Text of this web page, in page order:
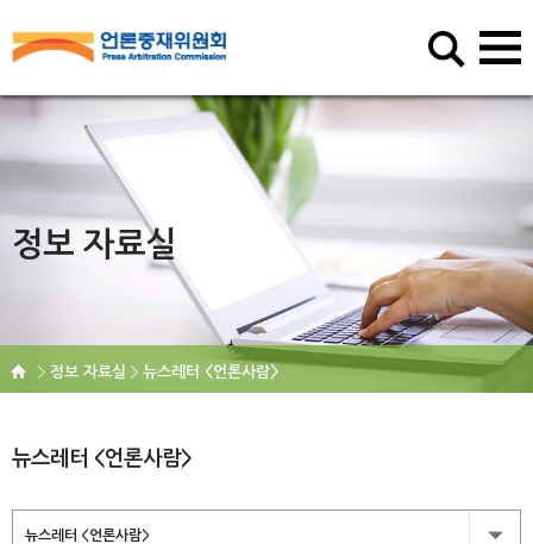
정보 자료실
정보 자료실 뉴스레터 <언론사람>
뉴스레터 <언론사람>
뉴스레터 <언론사람>